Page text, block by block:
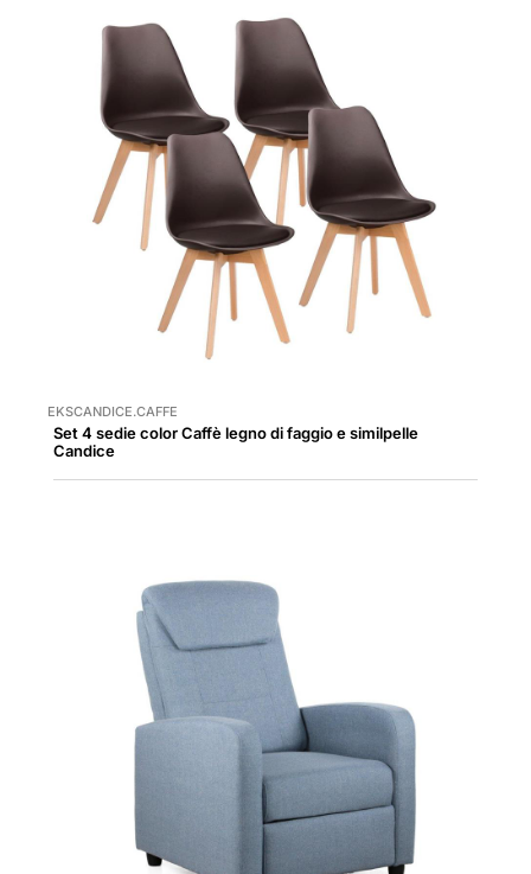
EKSCANDICE.CAFFE
Set 4 sedie color Caffè legno di faggio e similpelle
Candice